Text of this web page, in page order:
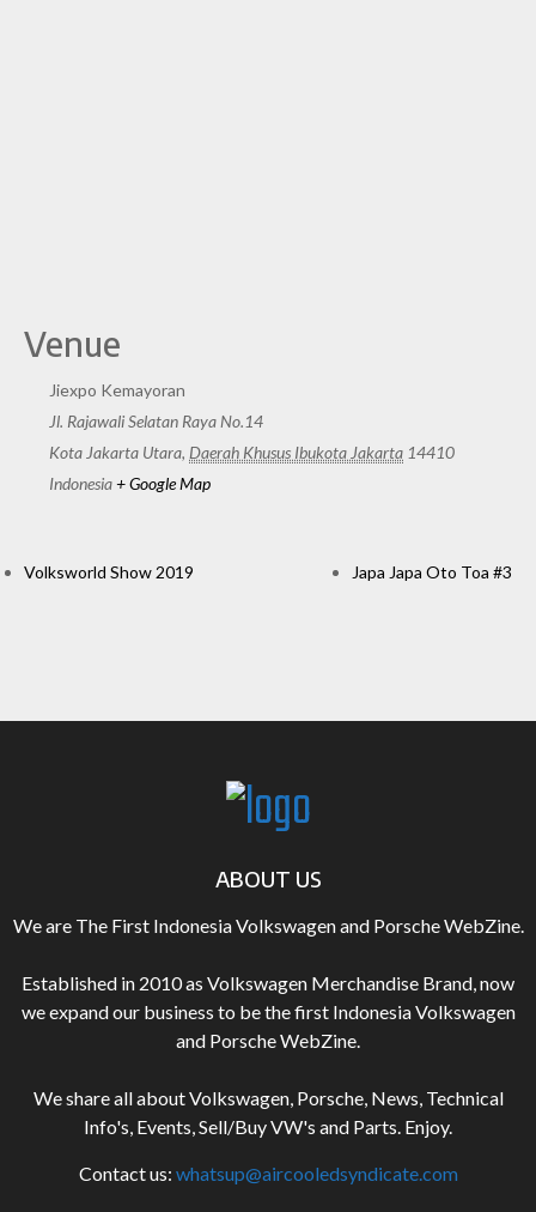
Venue
Jiexpo Kemayoran
Jl. Rajawali Selatan Raya No.14
Kota Jakarta Utara, Daerah Khusus Ibukota Jakarta 14410
Indonesia+ Google Map
Volksworld Show 2019 Japa Japa Oto Toa #3
ABOUT US
We are The First Indonesia Volkswagen and Porsche WebZine.
Established in 2010 as Volkswagen Merchandise Brand, now
we expand our business to be the first Indonesia Volkswagen
and Porsche WebZine.
We share all about Volkswagen, Porsche, News, Technical
Info's, Events, Sell/Buy VW's and Parts. Enjoy.
Contact us: whatsup@aircooledsyndicate.com